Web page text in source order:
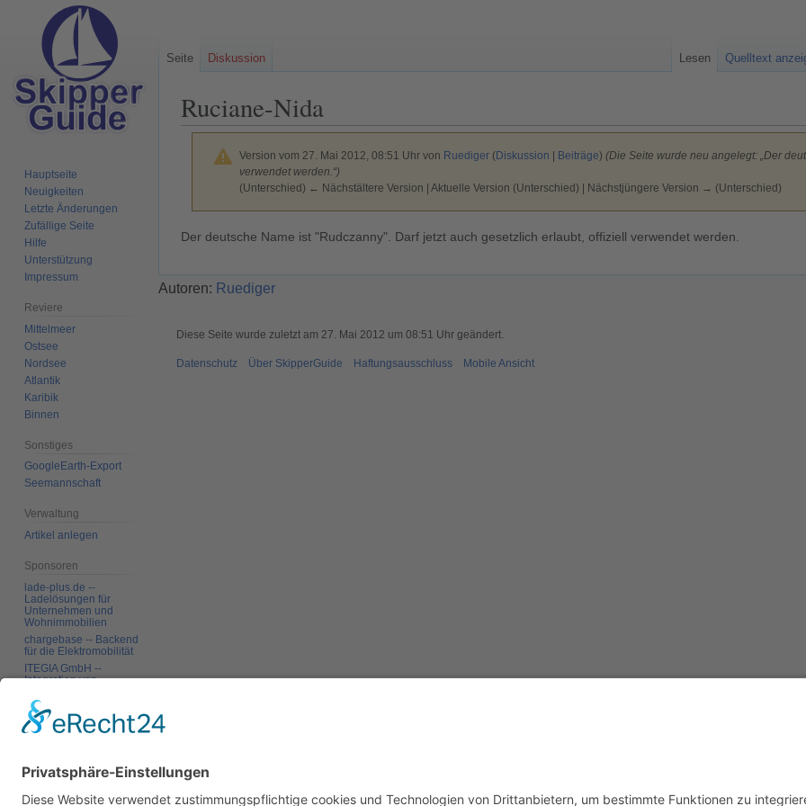
Ruciane-Nida
Version vom 27. Mai 2012, 08:51 Uhr von Ruediger (Diskussion Beiträge) (Die Seite wurde neu angelegt: „Der
verwendet werden.“)
(Unterschied) ← Nächstältere Version | Aktuelle Version (Unterschied) | Nächstjüngere Version → (Unterschied)
Zur
springen
Zur
springen
Der deutsche Name ist "Rudczanny". Darf jetzt auch gesetzlich erlaubt, offiziell verwendet werden.
Autoren: Ruediger
Seite Diskussion Lesen Quelltext
Hauptseite
Neuigkeiten
Letzte Änderungen
Zufällige Seite
Hilfe
Unterstützung
Impressum
Reviere
Mittelmeer
Ostsee
Nordsee
Atlantik
Karibik
Binnen
Sonstiges
GoogleEarth-Export
Seemannschaft
Verwaltung
Artikel anlegen
Sponsoren
lade-plus.de --
Ladelösungen für
Unternehmen und
Wohnimmobilien
chargebase -- Backend
für die Elektromobilität
ITEGIA GmbH --
Integration von
individuelle
Softwarelösungen
Links auf diese Seite
Änderungen an
verlinkten Seiten
Diese Seite wurde zuletzt am 27. Mai 2012 um 08:51 Uhr geändert.
Datenschutz Über SkipperGuide Haftungsausschluss Mobile Ansicht